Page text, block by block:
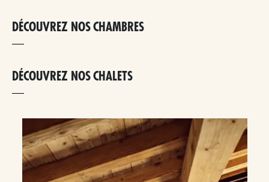
DÉCOUVREZ NOS CHAMBRES
DÉCOUVREZ NOS CHALETS